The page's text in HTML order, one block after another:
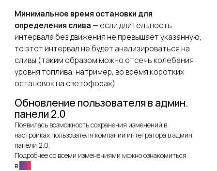
Минимальное время остановки для
определения слива — если длительность
интервала без движения не превышает указанную,
то этот интервал не будет анализироваться на
сливы (таким образом можно отсечь колебания
уровня топлива, например, во время коротких
остановок на светофорах).
Обновление пользователя в админ.
панели 2.0
Появилась возможность сохранения изменений в
настройках пользователя компании интегратора в админ.
панели 2.0.
Подробнее со всеми изменениями можно ознакомиться
в